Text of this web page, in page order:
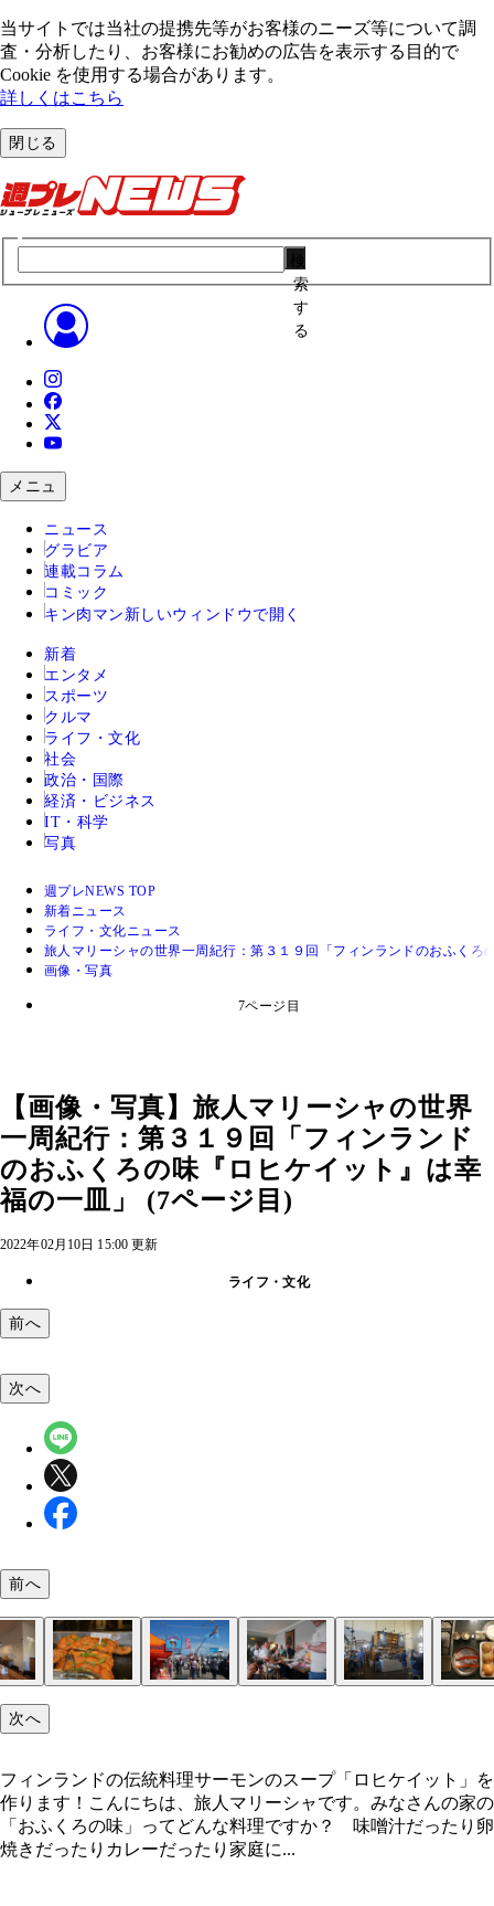
当サイトでは当社の提携先等がお客様のニーズ等について調
査・分析したり、お客様にお勧めの広告を表⽰する⽬的で
Cookie を使⽤する場合があります。
詳しくはこちら
閉じる
索
す
る
メニュ
ニュース
グラビア
連載コラム
コミック
キン肉マン 新しいウィンドウで開く
新着
エンタメ
スポーツ
クルマ
ライフ・文化
社会
政治・国際
経済・ビジネス
IT・科学
写真
週プレNEWS TOP
新着ニュース
ライフ・文化ニュース
旅人マリーシャの世界一周紀行：第３１９回「フィンランドのおふくろ
画像・写真
7ページ目
【画像・写真】旅人マリーシャの世界
一周紀行：第３１９回「フィンランド
のおふくろの味『ロヒケイット』は幸
福の一皿」 (7ページ目)
2022年02月10日 15:00 更新
ライフ・文化
前へ
ト」を作ります！
メッコ
が売られています
る幸福度の高い人々
リーム、バター、コンソメ、塩胡椒
にんじんとじゃがいもも軽く炒める
リームを入れたら弱火で５分煮込む
あがり
次へ
前へ
次へ
フィンランドの伝統料理サーモンのスープ「ロヒケイット」を
作ります！こんにちは、旅人マリーシャです。みなさんの家の
「おふくろの味」ってどんな料理ですか？ 味噌汁だったり卵
焼きだったりカレーだったり家庭に...